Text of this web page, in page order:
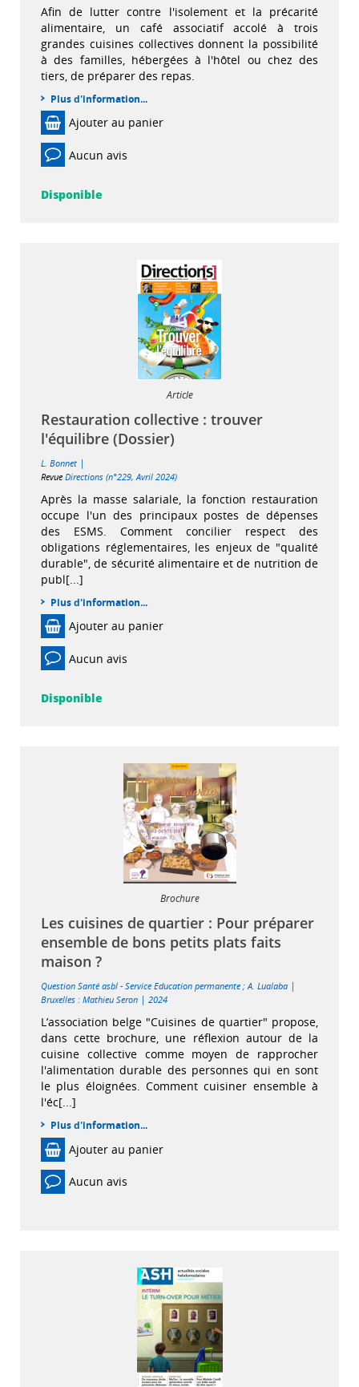
Afin de lutter contre l'isolement et la précarité
alimentaire, un café associatif accolé à trois
grandes cuisines collectives donnent la possibilité
à des familles, hébergées à l'hôtel ou chez des
tiers, de préparer des repas.
Plus d'information...
Ajouter au panier
Aucun avis
Disponible
Article
Restauration collective : trouver
l'équilibre (Dossier)
L. Bonnet |
Revue Directions (n°229, Avril 2024)
Après la masse salariale, la fonction restauration
occupe l'un des principaux postes de dépenses
des ESMS. Comment concilier respect des
obligations réglementaires, les enjeux de "qualité
durable", de sécurité alimentaire et de nutrition de
publ[...]
Plus d'information...
Ajouter au panier
Aucun avis
Disponible
Brochure
Les cuisines de quartier : Pour préparer
ensemble de bons petits plats faits
maison ?
Question Santé asbl - Service Education permanente ;A. Lualaba |
Bruxelles : Mathieu Seron | 2024
L’association belge "Cuisines de quartier" propose,
dans cette brochure, une réflexion autour de la
cuisine collective comme moyen de rapprocher
l'alimentation durable des personnes qui en sont
le plus éloignées. Comment cuisiner ensemble à
l'éc[...]
Plus d'information...
Ajouter au panier
Aucun avis